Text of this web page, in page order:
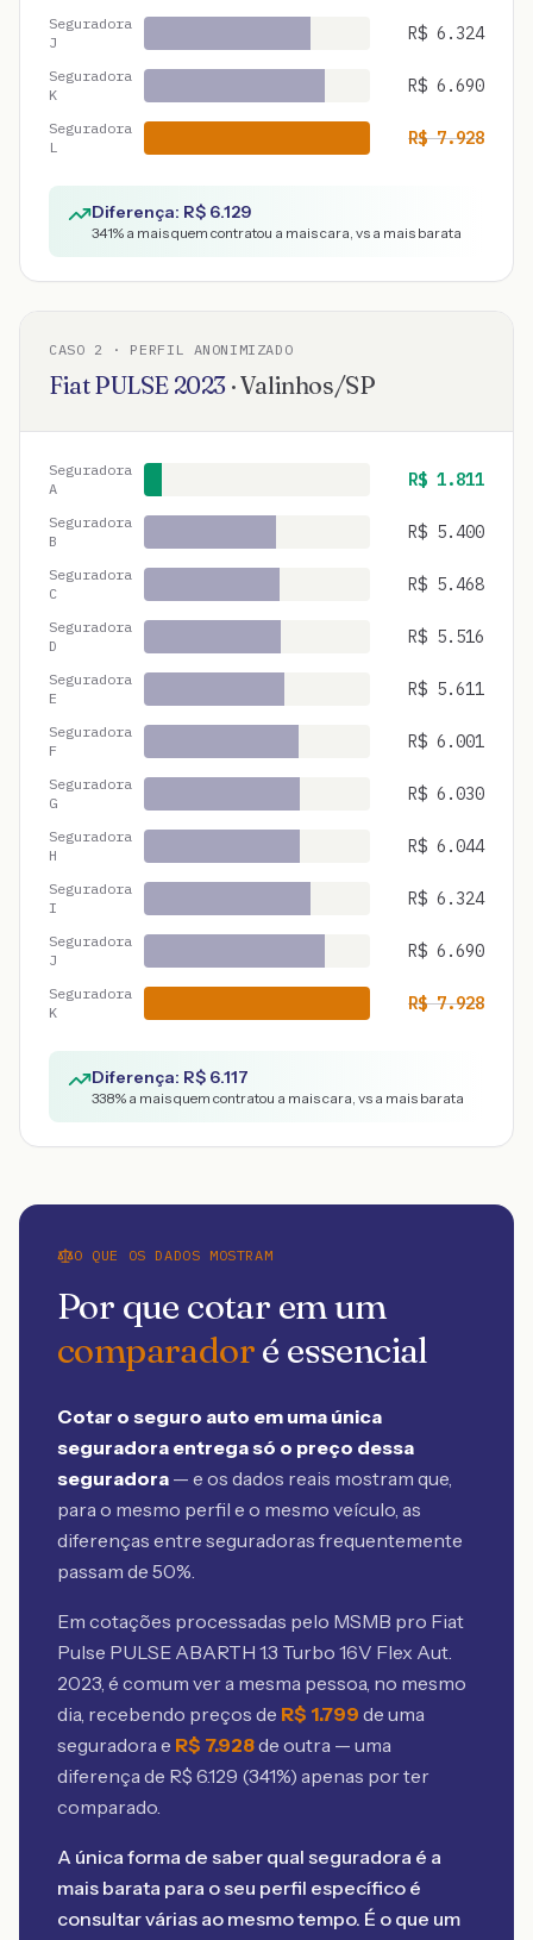
Seguradora
J
R$ 6.324
Seguradora
K
R$ 6.690
Seguradora
L
R$7.928
Diferença: R$ 6.129
341% a mais quem contratou a mais cara, vs a mais barata
CASO 2 · PERFIL ANONIMIZADO
FiatPULSE 2023 ·Valinhos/SP
Seguradora
A
R$ 1.811
Seguradora
B
R$ 5.400
Seguradora
C
R$ 5.468
Seguradora
D
R$ 5.516
Seguradora
E
R$ 5.611
Seguradora
F
R$ 6.001
Seguradora
G
R$ 6.030
Seguradora
H
R$ 6.044
Seguradora
I
R$ 6.324
Seguradora
J
R$ 6.690
Seguradora
K
R$7.928
Diferença: R$ 6.117
338% a mais quem contratou a mais cara, vs a mais barata
O QUE OS DADOS MOSTRAM
Por que cotar em um
comparadoré essencial
Cotar o seguro auto em uma única
seguradora entrega só o preço dessa
seguradora — e os dados reais mostram que,
para o mesmo perfil e o mesmo veículo, as
diferenças entre seguradoras frequentemente
passam de 50%.
Em cotações processadas pelo MSMB pro Fiat
Pulse PULSE ABARTH 1.3 Turbo 16V Flex Aut.
2023, é comum ver a mesma pessoa, no mesmo
dia, recebendo preços de R$ 1.799 de uma
seguradora e R$ 7.928de outra — uma
diferença de R$ 6.129 (341%) apenas por ter
comparado.
A única forma de saber qual seguradora é a
mais barata para o seu perfil específico é
consultar várias ao mesmo tempo. É o que um